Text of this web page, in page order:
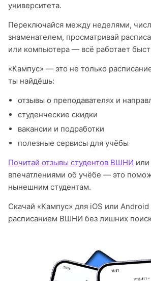
университета.
Переключайся между неделями,
знаменателем, просматривай
или компьютера — всё работает
«Кампус» — это не только
ты найдёшь:
отзывы о преподавателях и
студенческие скидки
вакансии и подработки
полезные сервисы для учёбы
Почитай отзывы студентов ВШНИ
впечатлениями об учёбе — это
нынешним студентам.
Скачай «Кампус» для iOS или Android
расписанием ВШНИ без лишних